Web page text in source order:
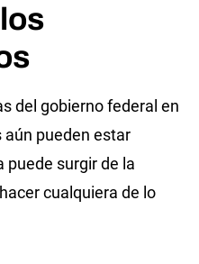
del gobierno federal en
pueden estar
puede surgir de la
cualquiera de lo